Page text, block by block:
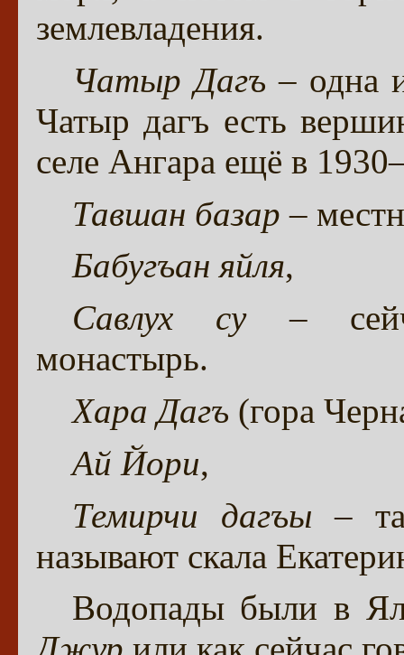
землевладения.
Чатыр Дагъ – одна
Чатыр дагъ есть
селе Ангара ещё в
Тавшан базар –
Бабугъан яйля,
Савлух су–
монастырь.
Хара Дагъ (гора
Ай Йори,
Темирчи дагъы –
называют скала
Водопады были в